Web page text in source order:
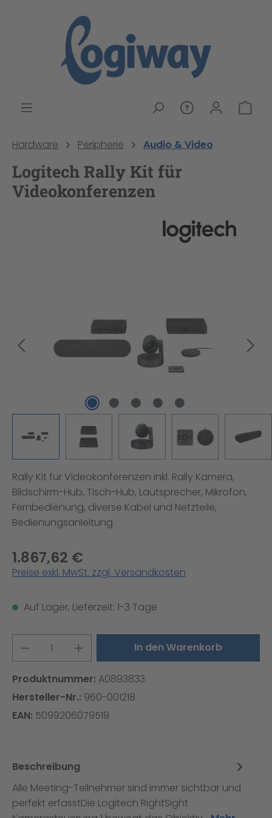
Hardware Peripherie Audio & Video
Logitech Rally Kit für
Videokonferenzen
Rally Kit für Videokonferenzen inkl. Rally Kamera,
Bildschirm-Hub, Tisch-Hub, Lautsprecher, Mikrofon,
Fernbedienung, diverse Kabel und Netzteile,
Bedienungsanleitung
1.867,62 €
Preise exkl. MwSt. zzgl. Versandkosten
Auf Lager, Lieferzeit: 1-3 Tage
Produkt Anzahl: Gib denIn den Warenkorb
Produktnummer: A0893833
Hersteller-Nr.: 960-001218
EAN: 5099206079519
Beschreibung
Alle Meeting-Teilnehmer sind immer sichtbar und
perfekt erfasstDie Logitech RightSight